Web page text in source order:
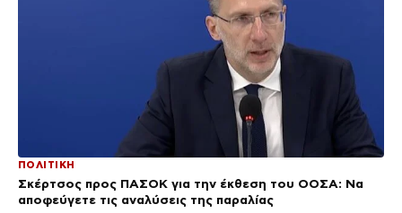
ΠΟΛΙΤΙΚΗ
Σκέρτσος προς ΠΑΣΟΚ για την έκθεση του ΟΟΣΑ: Να
αποφεύγετε τις αναλύσεις της παραλίας